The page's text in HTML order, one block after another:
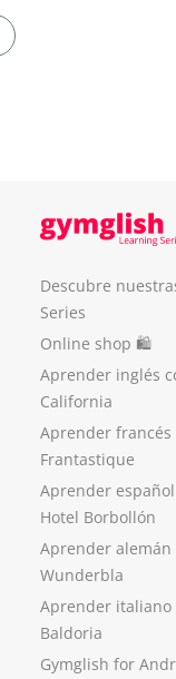
Descubre
Series
Online shop 🛍
Aprender inglés
California
Aprender francés
Frantastique
Aprender
Hotel Borbollón
Aprender alemán
Wunderbla
Aprender italiano
Baldoria
Gymglish for